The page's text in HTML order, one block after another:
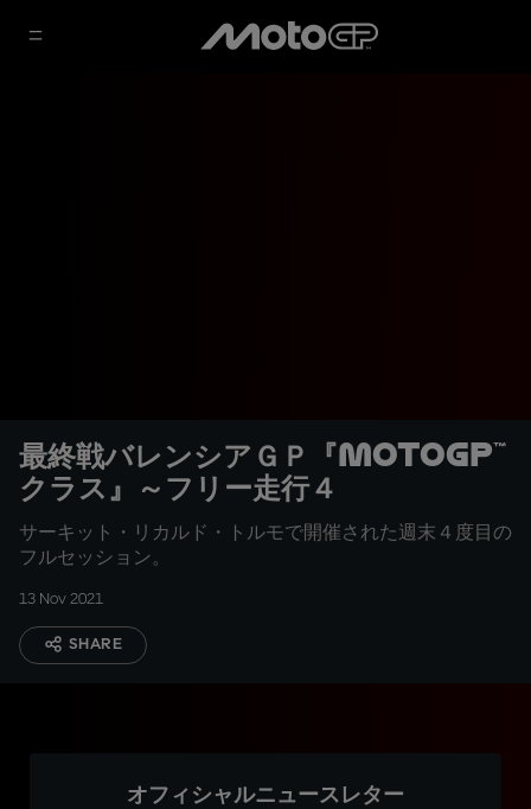
最終戦バレンシアＧＰ『MotoGP™
クラス』～フリー走行４
サーキット・リカルド・トルモで開催された週末４度目の
フルセッション。
13 Nov 2021
SHARE
オフィシャルニュースレター